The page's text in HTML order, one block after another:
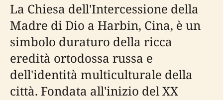
La Chiesa dell'Intercessione della
Madre di Dio a Harbin, Cina, è un
simbolo duraturo della ricca
eredità ortodossa russa e
dell'identità multiculturale della
città. Fondata all'inizio del XX